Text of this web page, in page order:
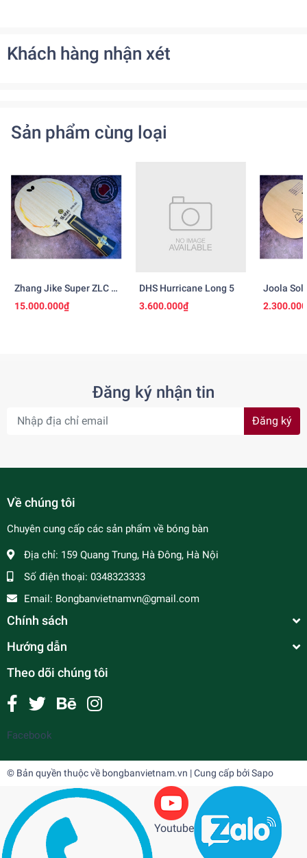
Khách hàng nhận xét
Sản phẩm cùng loại
Zhang Jike Super ZLC -
Ngừng Sản Xuất
15.000.000₫
DHS Hurricane Long 5
3.600.000₫
Joola
Đăng ký nhận tin
Đăng ký
Về chúng tôi
Chuyên cung cấp các sản phẩm về bóng bàn
Địa chỉ: 159 Quang Trung, Hà Đông, Hà Nội
Số điện thoại: 0348323333
Email: Bongbanvietnamvn@gmail.com
Chính sách
Hướng dẫn
Theo dõi chúng tôi
Facebook
© Bản quyền thuộc về bongbanvietnam.vn | Cung cấp bởiSapo
Youtube